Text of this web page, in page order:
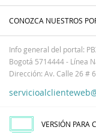
CONOZCA NUESTROS
Info general del portal:
Bogotá 5714444 - Línea
Dirección: Av. Calle 26 #
VERSIÓN PARA